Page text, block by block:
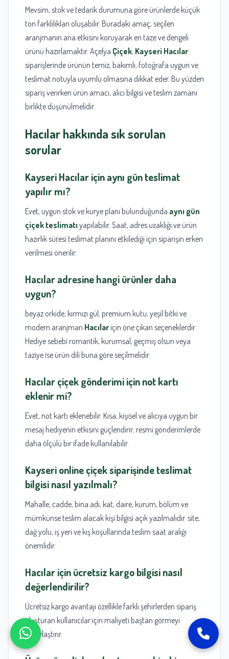
Mevsim, stok ve tedarik durumuna göre ürünlerde küçük
ton farklılıkları oluşabilir. Buradaki amaç, seçilen
aranjmanın ana etkisini koruyarak en taze ve dengeli
ürünü hazırlamaktır. Açelya Çiçek, Kayseri Hacılar
siparişlerinde ürünün temiz, bakımlı, fotoğrafa uygun ve
teslimat notuyla uyumlu olmasına dikkat eder. Bu yüzden
sipariş verirken ürün amacı, alıcı bilgisi ve teslim zamanı
birlikte düşünülmelidir.
Hacılarhakkında sık sorulan
sorular
KayseriHacılariçin aynı gün teslimat
yapılır mı?
Evet, uygun stok ve kurye planı bulunduğunda aynı gün
çiçek teslimatı yapılabilir. Saat, adres uzaklığı ve ürün
hazırlık süresi teslimat planını etkilediği için siparişin erken
verilmesi önerilir.
Hacılaradresine hangi ürünler daha
uygun?
beyaz orkide, kırmızı gül, premium kutu, yeşil bitki ve
modern aranjman Hacılar için öne çıkan seçeneklerdir.
Hediye sebebi romantik, kurumsal, geçmiş olsun veya
taziye ise ürün dili buna göre seçilmelidir.
Hacılar çiçek gönderimiiçin not kartı
eklenir mi?
Evet, not kartı eklenebilir. Kısa, kişisel ve alıcıya uygun bir
mesaj hediyenin etkisini güçlendirir; resmi gönderimlerde
daha ölçülü bir ifade kullanılabilir.
Kayseri online çiçeksiparişinde teslimat
bilgisi nasıl yazılmalı?
Mahalle, cadde, bina adı, kat, daire, kurum, bölüm ve
mümkünse teslim alacak kişi bilgisi açık yazılmalıdır. site,
dağ yolu, iş yeri ve kış koşullarında teslim saat aralığı
önemlidir.
Hacılariçin ücretsiz kargo bilgisi nasıl
değerlendirilir?
Ücretsiz kargo avantajı özellikle farklı şehirlerden sipariş
oluşturan kullanıcılar için maliyeti baştan görmeyi
kolaylaştırır.